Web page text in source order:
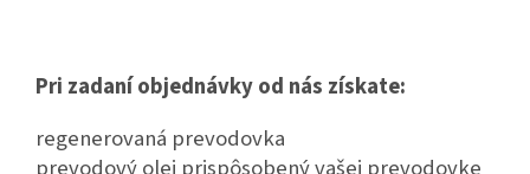
Pri zadaní objednávky od nás získate:
regenerovaná prevodovka